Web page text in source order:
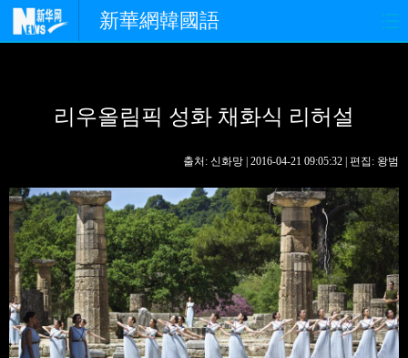
新華網韓國語
경제 사회 포토
핫 TV 문화
연예 관광 오피니언
생생 중국어
리우올림픽 성화 채화식 리허설
출처: 신화망 | 2016-04-21 09:05:32 | 편집: 왕범